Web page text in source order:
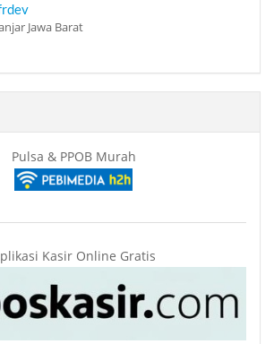
Jawa Barat
Pulsa & PPOB Murah
Kasir Online Gratis